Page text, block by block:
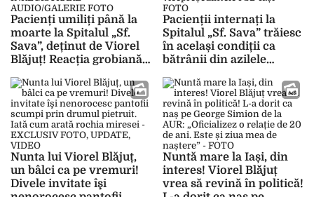
Pacienți umiliți până la
moarte la Spitalul „Sf.
Sava”, deținut de Viorel
Blăjuț! Reacția grobiană a
Iași: „Te bag în p…zda
mă-tii, handicapato!” –
ÎNREGISTRARE
AUDIO/GALERIE FOTO
Pacienții internați la
Spitalul „Sf. Sava” trăiesc
în același condiții ca
bătrânii din azilele
Autoritățile cunosc de
ani de zile situația, dar îl
acoperă pe Viorel Blăjuț,
vicepreședintele PSD Iași
– FOTO
Nunta lui Viorel Blăjuț,
un bâlci ca pe vremuri!
Divele invitate îşi
Nuntă mare la Iași, din
interes! Viorel Blăjuț
vrea să revină în politică!